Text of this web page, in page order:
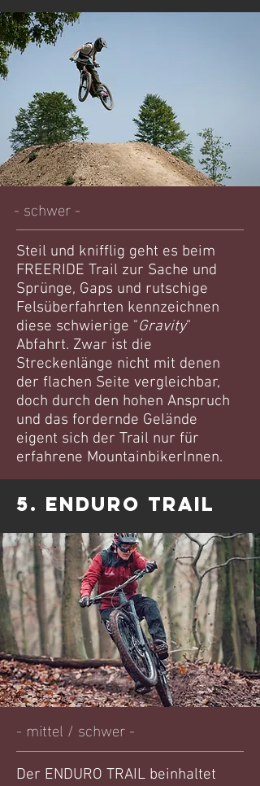
- schwer -
Steil und knifflig geht es beim
FREERIDE Trail zur Sache und
Sprünge, Gaps und rutschige
Felsüberfahrten kennzeichnen
diese schwierige "Gravity"
Abfahrt. Zwar ist die
Streckenlänge nicht mit denen
der flachen Seite vergleichbar,
doch durch den hohen Anspruch
und das fordernde Gelände
eigent sich der Trail nur für
erfahrene MountainbikerInnen.
5. ENDURO TRAIL
- mittel / schwer -
Der ENDURO TRAIL beinhaltet